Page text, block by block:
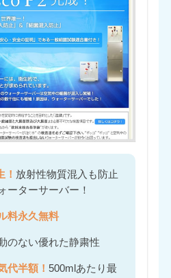
！ 放射性物質混入も防止
ーターサーバー！
料永久無料
のない優れた静粛性
代半額！ 500mlあたり最